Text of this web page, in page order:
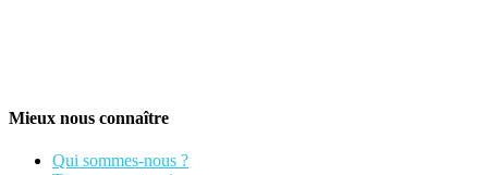
Mieux nous connaître
Qui sommes-nous ?